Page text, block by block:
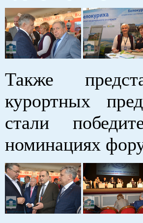
Также
курортных
стали
номинациях